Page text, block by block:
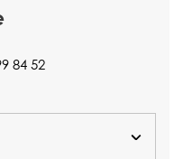
84 52